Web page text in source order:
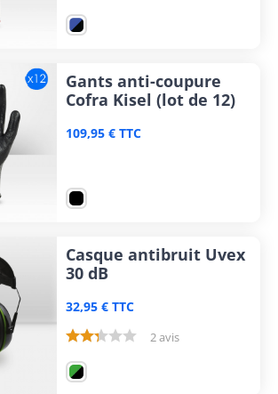
Gants anti-coupure
Cofra Kisel (lot de 12)
109,95 € TTC
Casque antibruit Uvex
30 dB
32,95 € TTC
2 avis